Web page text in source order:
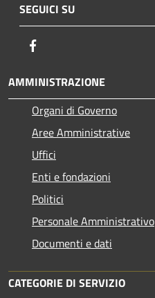
SEGUICI SU
AMMINISTRAZIONE
Organi di Governo
Aree Amministrative
Uffici
Enti e fondazioni
Politici
Personale Amministrativo
Documenti e dati
CATEGORIE DI SERVIZIO